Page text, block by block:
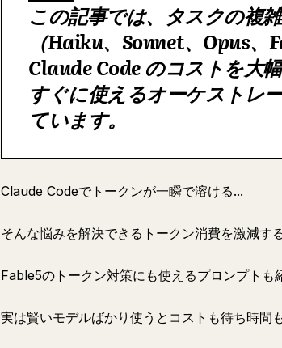
この記事では、タスクの複
（Haiku、Sonnet、Opus、
Claude Code のコストを大
すぐに使えるオーケストレ
ています。
Claude Codeでトークンが一瞬で溶ける...
そんな悩みを解決できるトークン消費を激減す
Fable5のトークン対策にも使えるプロンプトも
実は賢いモデルばかり使うとコストも待ち時間